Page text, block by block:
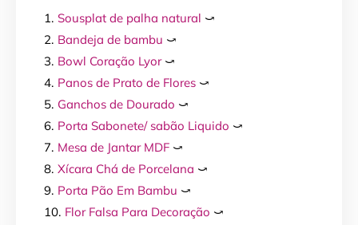
Sousplat de palha natural ⤻
Bandeja de bambu ⤻
Bowl Coração Lyor⤻
Panos de Prato de Flores ⤻
Ganchos de Dourado ⤻
Porta Sabonete/ sabão Liquido ⤻
Mesa de Jantar MDF ⤻
Xícara Chá de Porcelana ⤻
Porta Pão Em Bambu ⤻
Flor Falsa Para Decoração ⤻